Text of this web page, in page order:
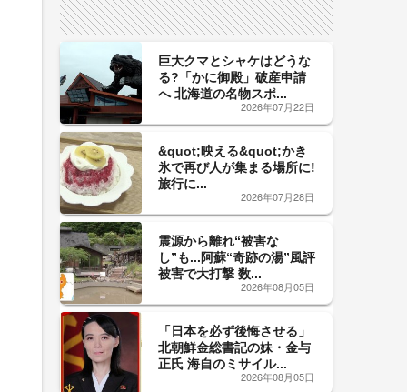
巨大クマとシャケはどうな
る?「かに御殿」破産申請
へ 北海道の名物スポ...
2026年07月22日
&quot;映える&quot;かき
氷で再び人が集まる場所に!
旅行に...
2026年07月28日
震源から離れ“被害な
し”も...阿蘇“奇跡の湯”風評
被害で大打撃 数...
2026年08月05日
「日本を必ず後悔させる」
北朝鮮金総書記の妹・金与
正氏 海自のミサイル...
2026年08月05日